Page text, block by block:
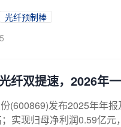
光纤预制棒
纤双提速，2026年
(600869)发布2025年年
实现归母净利润0.59亿元